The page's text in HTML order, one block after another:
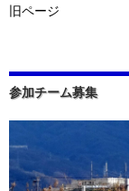
旧ページ
参加チーム募集